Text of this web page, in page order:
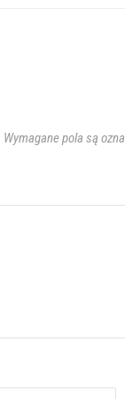
Wymagane pola są